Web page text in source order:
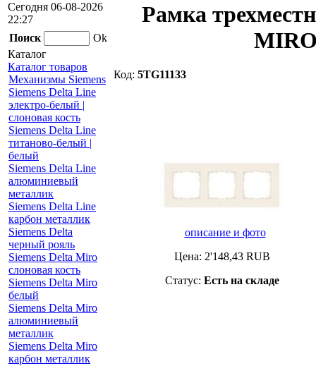
Сегодня 06-08-2026
22:27
Поиск
Ok
Каталог
Каталог товаров
Механизмы Siemens
Siemens Delta Line
электро-белый |
слоновая кость
Siemens Delta Line
титаново-белый |
белый
Siemens Delta Line
алюминиевый
металлик
Siemens Delta Line
карбон металлик
Siemens Delta
черный рояль
Siemens Delta Miro
слоновая кость
Siemens Delta Miro
белый
Siemens Delta Miro
алюминиевый
металлик
Siemens Delta Miro
карбон металлик
Рамка
Код: 5TG11133
описание и фото
Цена: 2'148,43RUB
Статус: Есть на складе